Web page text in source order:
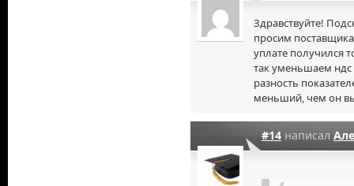
Здравствуйте!
просим
уплате получился
так уменьшаем ндс
разность
меньший, чем он
#14написал